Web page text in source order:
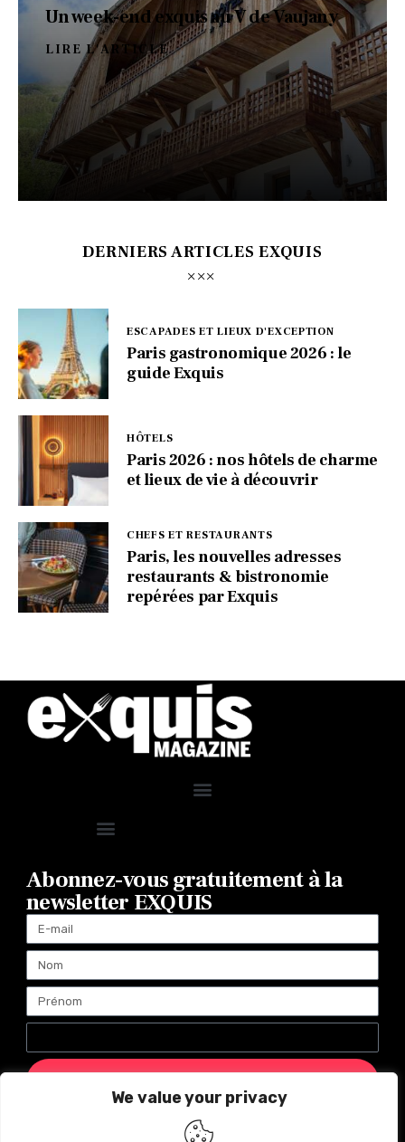
We value your privacy
Un week-end exquis au V de Vaujany
LIRE L'ARTICLE
DERNIERS ARTICLES EXQUIS
ESCAPADES ET LIEUX D'EXCEPTION
Paris gastronomique 2026 : le
guide Exquis
HÔTELS
Paris 2026 : nos hôtels de charme
et lieux de vie à découvrir
CHEFS ET RESTAURANTS
Paris, les nouvelles adresses
restaurants & bistronomie
repérées par Exquis
Abonnez-vous gratuitement à la
newsletter EXQUIS